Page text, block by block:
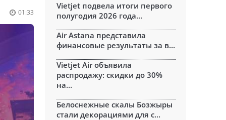
01:33
Vietjet подвела итоги первого
полугодия 2026 года...
Air Astana представила
финансовые результаты за в...
Vietjet Air объявила
распродажу: скидки до 30%
на...
Белоснежные скалы Бозжыры
стали декорациями для с...